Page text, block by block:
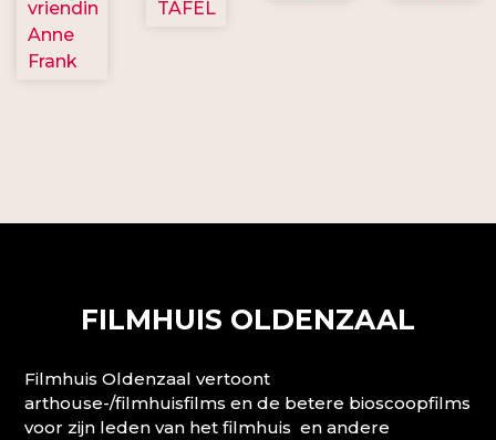
vriendin
Anne
Frank
TAFEL
FILMHUIS OLDENZAAL
Filmhuis Oldenzaal vertoont
arthouse-/filmhuisfilms en de betere bioscoopfilms
voor zijn leden van het filmhuis en andere